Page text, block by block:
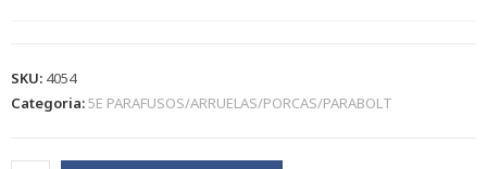
SKU: 4054
Categoria:5E PARAFUSOS/ARRUELAS/PORCAS/PARABOLT